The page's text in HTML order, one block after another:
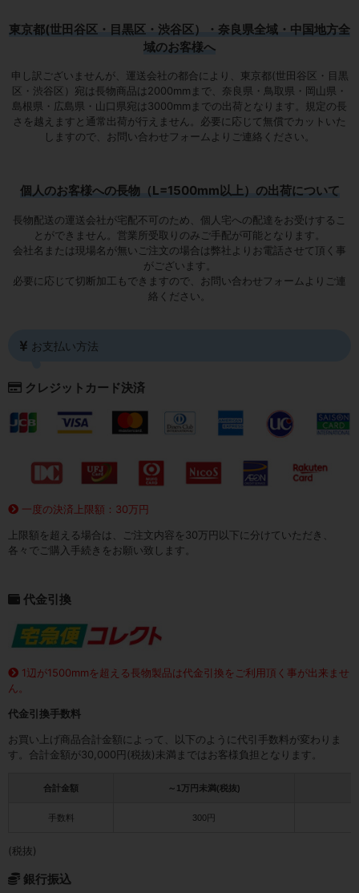
東京都(世田谷区・目黒区・渋谷区）・奈良県全域・中国地方全
域のお客様へ
申し訳ございませんが、運送会社の都合により、東京都(世田谷区・目黒
区・渋谷区）宛は長物商品は2000mmまで 、奈良県・鳥取県・岡山県・
島根県・広島県・山口県宛は3000mmまでの出荷となります 。規定の長
さを越えますと通常出荷が行えません。必要に応じて無償でカットいた
しますので、お問い合わせフォームよりご連絡ください。
個人のお客様への長物（L=1500mm以上）の出荷について
長物配送の運送会社が宅配不可のため、個人宅への配達をお受けするこ
とができません。営業所受取りのみご手配が可能となります。
会社名または現場名が無いご注文の場合は弊社よりお電話させて頂く事
がございます。
必要に応じて切断加工もできますので、お問い合わせフォームよりご連
絡ください。
お支払い方法
クレジットカード決済
一度の決済上限額：30万円
上限額を超える場合は、ご注文内容を30万円以下に分けていただき、
各々でご購入手続きをお願い致します。
代金引換
1辺が1500mmを超える長物製品は代金引換をご利用頂く事が出来ませ
ん。
代金引換手数料
お買い上げ商品合計金額によって、以下のように代引手数料が変わりま
す。合計金額が30,000円(税抜)未満まではお客様負担となります。
合計金額 ～1万円未満(税抜)
手数料 300円
(税抜)
銀行振込